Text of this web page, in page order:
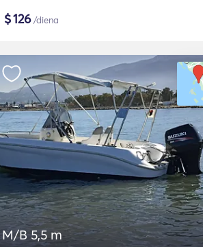
$126/diena
M/B 5,5 m